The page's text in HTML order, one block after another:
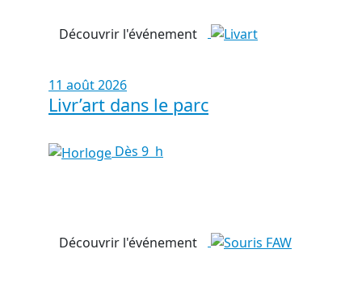
Découvrir l'événement
11 août 2026
Livr’art dans le parc
Dès 9 h
Découvrir l'événement